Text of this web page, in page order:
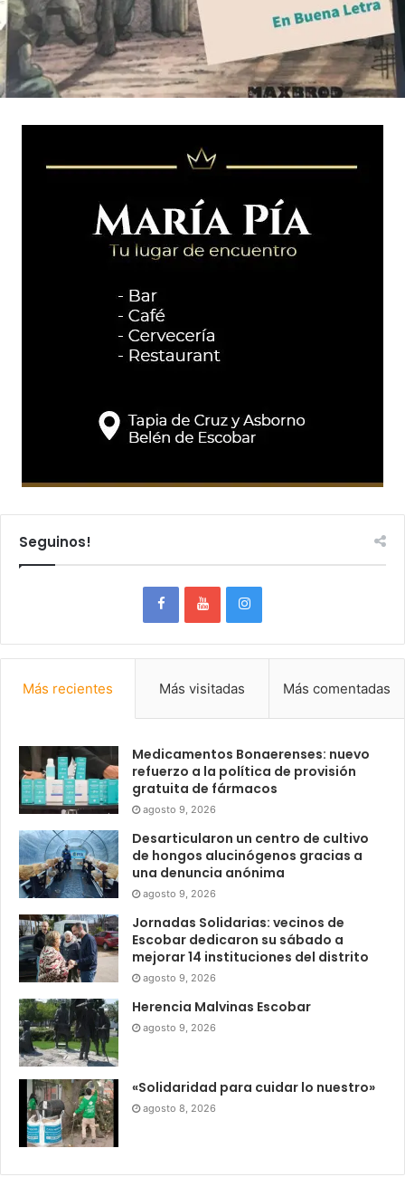
Seguinos!
Más recientes Más visitadas Más comentadas
Medicamentos Bonaerenses: nuevo
refuerzo a la política de provisión
gratuita de fármacos
agosto 9, 2026
Desarticularon un centro de cultivo
de hongos alucinógenos gracias a
una denuncia anónima
agosto 9, 2026
Jornadas Solidarias: vecinos de
Escobar dedicaron su sábado a
mejorar 14 instituciones del distrito
agosto 9, 2026
Herencia Malvinas Escobar
agosto 9, 2026
«Solidaridad para cuidar lo nuestro»
agosto 8, 2026